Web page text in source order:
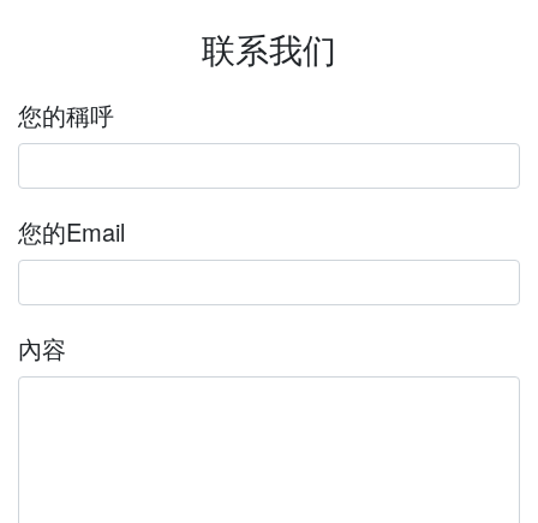
联系我们
您的稱呼
您的Email
內容